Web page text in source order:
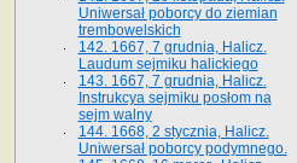
Uniwersał poborcy do ziemian
trembowelskich
142. 1667, 7 grudnia, Halicz.
Laudum sejmiku halickiego
143. 1667, 7 grudnia, Halicz.
Instrukcya sejmiku posłom na
sejm walny
144. 1668, 2 stycznia, Halicz.
Uniwersał poborcy podymnego.